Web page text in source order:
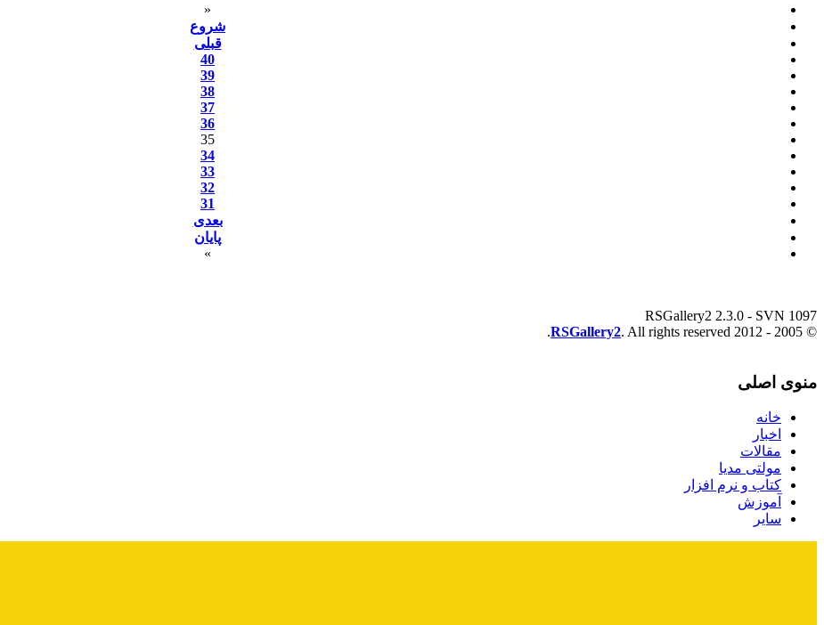
«
شروع
قبلی
40
39
38
37
36
35
34
33
32
31
بعدی
پایان
»
RSGallery2 2.3.0 - SVN 1097
© 2005 - 2012
RSGallery2. All rights reserved.
منوی اصلی
خانه
اخبار
مقالات
مولتی مدیا
کتاب و نرم افزار
آموزش
سایر